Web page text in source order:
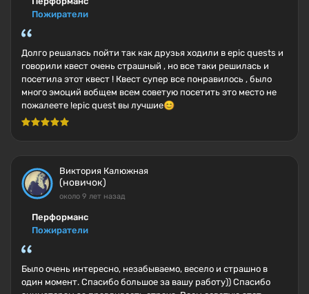
Пожиратели
Долго решалась пойти так как друзья ходили в epic quests и
говорили квест очень страшный , но все таки решилась и
посетила этот квест ! Квест супер все понравилось , было
много эмоций вобщем всем советую посетить это место не
пожалеете !epic quest вы лучшие😊
Виктория Калюжная
(новичок)
около 9 лет назад
Перформанс
Пожиратели
Было очень интересно, незабываемо, весело и страшно в
один момент. Спасибо большое за вашу работу)) Спасибо